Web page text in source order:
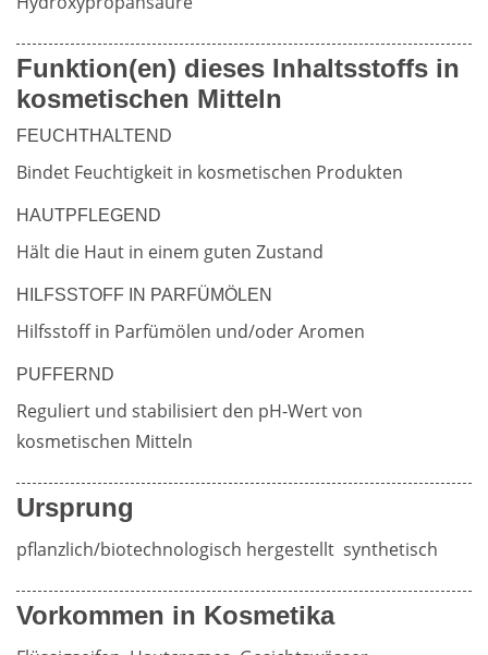
Produktsicherheit
Weiterführende
Literatur
Funktion(en) dieses Inhaltsstoffs in
kosmetischen Mitteln
FEUCHTHALTEND
Bindet Feuchtigkeit in kosmetischen Produkten
HAUTPFLEGEND
Hält die Haut in einem guten Zustand
HILFSSTOFF IN PARFÜMÖLEN
Hilfsstoff in Parfümölen und/oder Aromen
PUFFERND
Reguliert und stabilisiert den pH-Wert von
kosmetischen Mitteln
Ursprung
pflanzlich/biotechnologisch hergestellt  synthetisch
Vorkommen in Kosmetika